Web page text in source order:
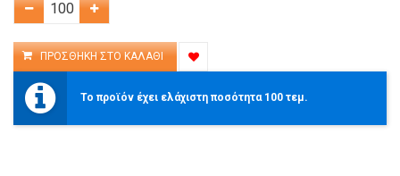
Το προϊόν έχει ελάχιστη ποσότητα 100 τεμ.